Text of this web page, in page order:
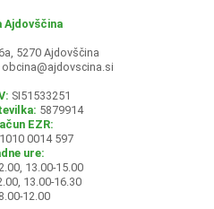
Ajdovščina
5270 Ajdovščina
obcina@ajdovscina.si
SI51533251
5879914
EZR:
0014 597
ure:
13.00-15.00
13.00-16.30
12.00